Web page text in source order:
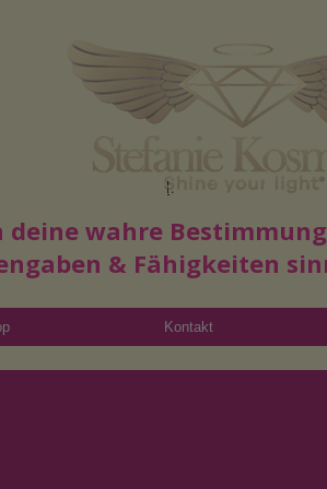
Read More
deine wahre
& Fähigkeiten
Kontakt